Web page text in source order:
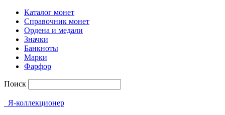
Каталог монет
Справочник монет
Ордена и медали
Значки
Банкноты
Марки
Фарфор
Поиск
Я-коллекционер